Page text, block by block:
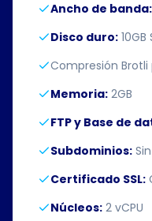
Ancho de banda:
Disco duro: 10GB
Compresión Brotli
Memoria: 2GB
FTP y Base de
Subdominios:
Certificado SSL:
Núcleos: 2 vCPU